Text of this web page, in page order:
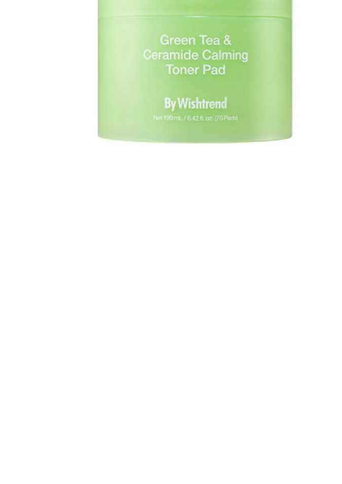
СПФ защита для